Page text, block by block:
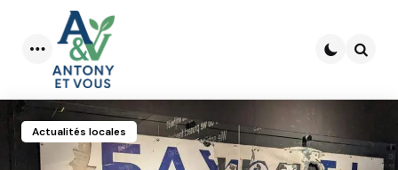
Menu
Actualités locales